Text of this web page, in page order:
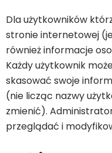
Dla użytkowników
stronie internetowej
również informacje
Każdy użytkownik
skasować swoje
(nie licząc nazwy
zmienić).
przeglądać i